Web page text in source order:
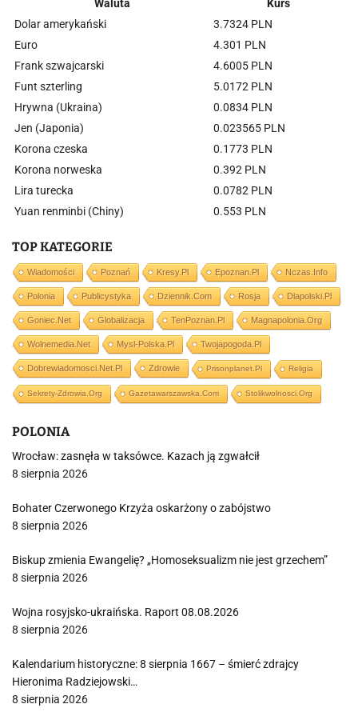
Waluta
Kurs
Dolar amerykański
3.7324 PLN
Euro
4.301 PLN
Frank szwajcarski
4.6005 PLN
Funt szterling
5.0172 PLN
Hrywna (Ukraina)
0.0834 PLN
Jen (Japonia)
0.023565 PLN
Korona czeska
0.1773 PLN
Korona norweska
0.392 PLN
Lira turecka
0.0782 PLN
Yuan renminbi (Chiny)
0.553 PLN
TOP KATEGORIE
Wiadomości Poznań Kresy.pl Epoznan.pl Nczas.info
Polonia Publicystyka Dziennik.com Rosja Dlapolski.pl
Goniec.net Globalizacja TenPoznan.pl Magnapolonia.org
Wolnemedia.net Mysl-Polska.pl Twojapogoda.pl
Dobrewiadomosci.net.pl Zdrowie Prisonplanet.pl Religia
Sekrety-Zdrowia.org Gazetawarszawska.com Stolikwolnosci.org
POLONIA
Wrocław: zasnęła w taksówce. Kazach ją zgwałcił
8 sierpnia 2026
Bohater Czerwonego Krzyża oskarżony o zabójstwo
8 sierpnia 2026
Biskup zmienia Ewangelię? „Homoseksualizm nie jest grzechem”
8 sierpnia 2026
Wojna rosyjsko-ukraińska. Raport 08.08.2026
8 sierpnia 2026
Kalendarium historyczne: 8 sierpnia 1667 – śmierć zdrajcy
Hieronima Radziejowski…
8 sierpnia 2026